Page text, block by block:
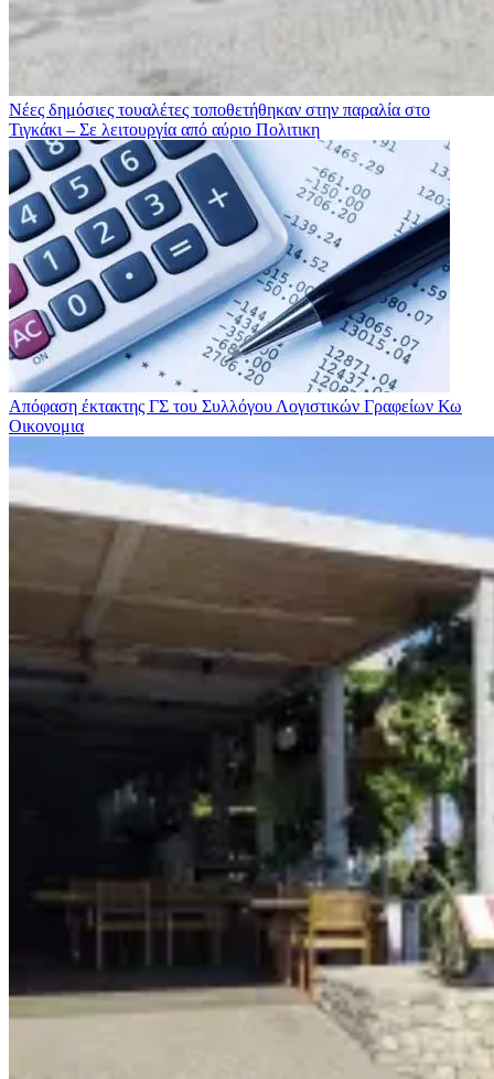
Νέες δημόσιες τουαλέτες τοποθετήθηκαν στην παραλία στο
Τιγκάκι – Σε λειτουργία από αύριο Πολιτικη
Απόφαση έκτακτης ΓΣ του Συλλόγου Λογιστικών Γραφείων Κω
Οικονομια